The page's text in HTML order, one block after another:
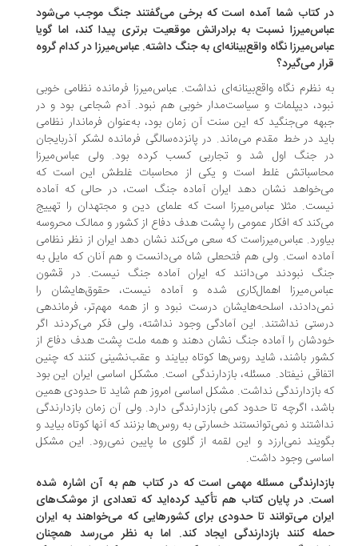
کتاب شما آمده است که برخی می‌گفتند جنگ موجب می‌شود
نسبت به برادرانش موقعیت برتری پیدا کند، اما گویا
نگاه واقع‌بینانه‌ای به جنگ داشته. عباس‌میرزا در کدام گروه
می‌گیرد؟
نظرم نگاه واقع‌بینانه‌ای نداشت. عباس‌میرزا فرمانده نظامی خوبی
دیپلمات و سیاست‌مدار خوبی هم نبود. آدم شجاعی بود و در
می‌جنگید که این سنت آن زمان بود، به‌عنوان فرماندار نظامی
در خط مقدم می‌ماند. در پانزده‌سالگی فرمانده لشکر آذربایجان
جنگ اول شد و تجاربی کسب کرده بود. ولی عباس‌میرزا
غلط است و یکی از محاسبات غلطش این است که
نشان دهد ایران آماده جنگ است، در حالی که آماده
مثلا عباس‌میرزا است که علمای دین و مجتهدان را تهییج
که افکار عمومی را پشت هدف دفاع از کشور و ممالک محروسه
عباس‌میرز‌است که سعی می‌کند نشان دهد ایران از نظر نظامی
است. ولی هم فتحعلی شاه می‌دانست و هم آنان که مایل به
نبودند می‌دانند که ایران آماده جنگ نیست. در قشون
اهمال‌کاری شده و آماده نیست، حقوق‌هایشان را
اسلحه‌هایشان درست نبود و از همه مهم‌تر، فرماندهی
نداشتند. این آمادگی وجود نداشته، ولی فکر می‌کردند اگر
را آماده جنگ نشان دهند و همه ملت پشت هدف دفاع از
باشند، شاید روس‌ها کوتاه بیایند و عقب‌نشینی کنند‌ که چنین
نیفتاد. مسئله، بازدارندگی است. مشکل اساسی ایران این بود
بازدارندگی نداشت. مشکل اساسی امروز هم شاید تا حدودی همین
اگرچه تا حدود کمی بازدارندگی دارد. ولی آن زمان بازدارندگی
و نمی‌توانستند خسارتی به روس‌ها بزنند که آنها کوتاه بیاید و
نمی‌ارزد و این لقمه از گلوی ما پایین نمی‌رود. این مشکل
وجود داشت.
مسئله مهمی است که در کتاب هم به آن اشاره شده
در پایان کتاب هم تأکید کرده‌اید که تعدادی از موشک‌های
می‌توانند تا حدودی برای کشورهایی که می‌خواهند به ایران
کنند بازدارندگی ایجاد کند. اما به نظر می‌رسد همچنان